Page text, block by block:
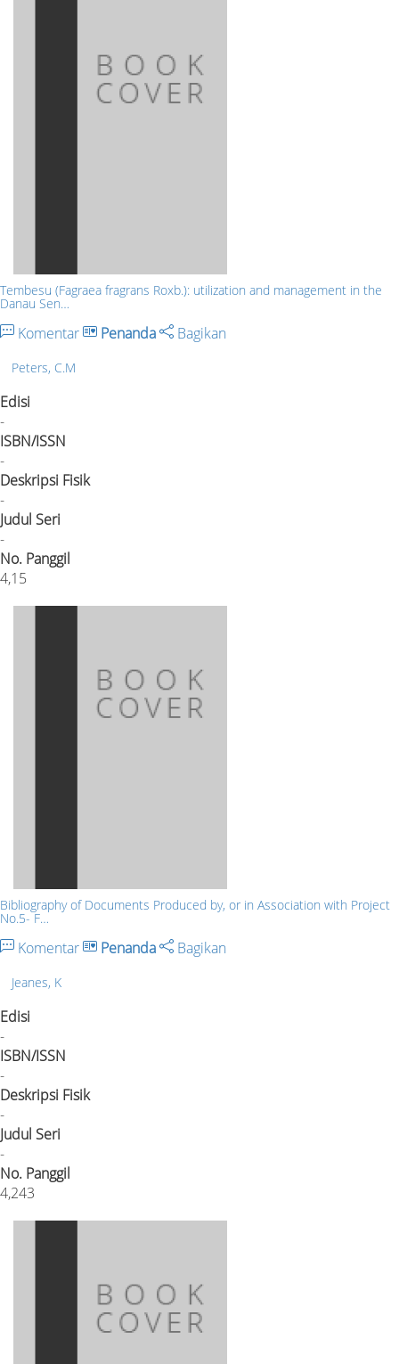
Tembesu (Fagraea fragrans Roxb.): utilization and management in the
Danau Sen…
Komentar Penanda Bagikan
Peters, C.M
Edisi
-
ISBN/ISSN
-
Deskripsi Fisik
-
Judul Seri
-
No. Panggil
4,15
Bibliography of Documents Produced by, or in Association with Project
No.5- F…
Komentar Penanda Bagikan
Jeanes, K
Edisi
-
ISBN/ISSN
-
Deskripsi Fisik
-
Judul Seri
-
No. Panggil
4,243